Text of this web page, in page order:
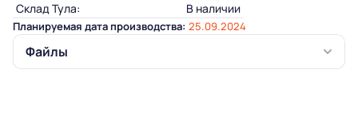
Склад Тула:
В наличии
Планируемая дата производства: 25.09.2024
Файлы